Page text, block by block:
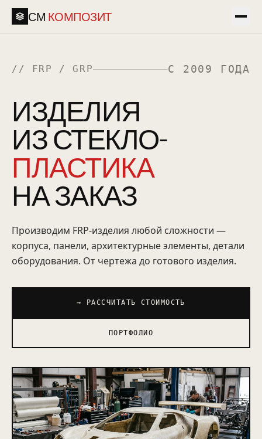
СМ КОМПОЗИТ
// FRP / GRP С 2009 ГОДА
ИЗДЕЛИЯ
ИЗ СТЕКЛО-
ПЛАСТИКА
НА ЗАКАЗ
Производим FRP-изделия любой сложности —
корпуса, панели, архитектурные элементы, детали
оборудования. От чертежа до готового изделия.
→ РАССЧИТАТЬ СТОИМОСТЬ
ПОРТФОЛИО